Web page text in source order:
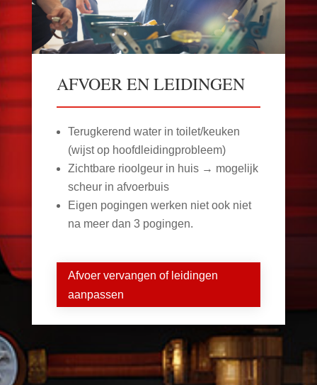
AFVOER EN LEIDINGEN
Terugkerend water in toilet/keuken
(wijst op hoofdleidingprobleem)
Zichtbare rioolgeur in huis → mogelijk
scheur in afvoerbuis
Eigen pogingen werken niet ook niet
na meer dan 3 pogingen.
Afvoer vervangen of leidingen
aanpassen